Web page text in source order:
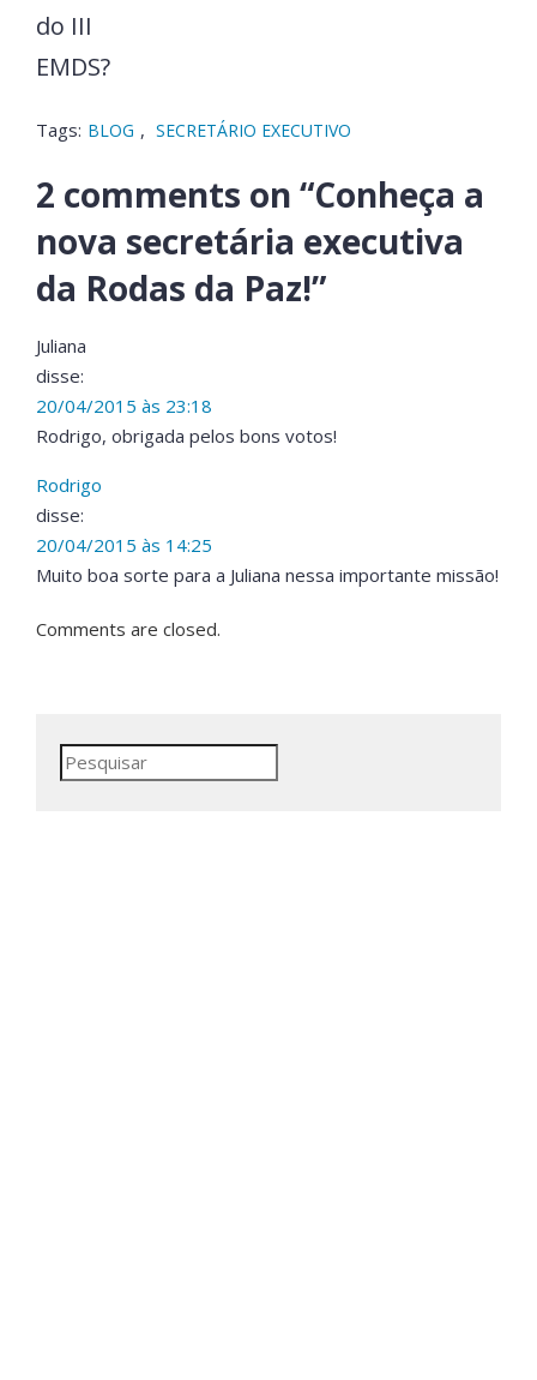
do III
EMDS?
Tags: BLOG , SECRETÁRIO EXECUTIVO
2 comments on “Conheça a
nova secretária executiva
da Rodas da Paz!”
Juliana
disse:
20/04/2015 às 23:18
Rodrigo, obrigada pelos bons votos!
Rodrigo
disse:
20/04/2015 às 14:25
Muito boa sorte para a Juliana nessa importante missão!
Comments are closed.
Pesquisar